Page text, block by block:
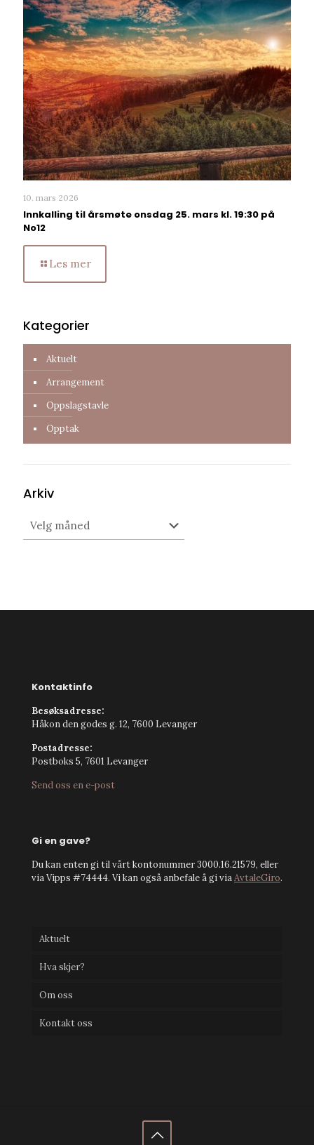
10. mars 2026
Innkalling til årsmøte onsdag 25. mars kl. 19:30 på
No12
Les mer
Kategorier
Aktuelt
Arrangement
Oppslagstavle
Opptak
Arkiv
Kontaktinfo
Besøksadresse:
Håkon den godes g. 12, 7600 Levanger
Postadresse:
Postboks 5, 7601 Levanger
Send oss en e-post
Gi en gave?
Du kan enten gi til vårt kontonummer 3000.16.21579, eller
via Vipps #74444. Vi kan også anbefale å gi viaAvtaleGiro.
Aktuelt
Hva skjer?
Om oss
Kontakt oss